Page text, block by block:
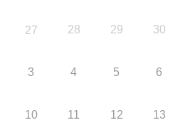
27 28 29 30
3 4 5 6
10 11 12 13